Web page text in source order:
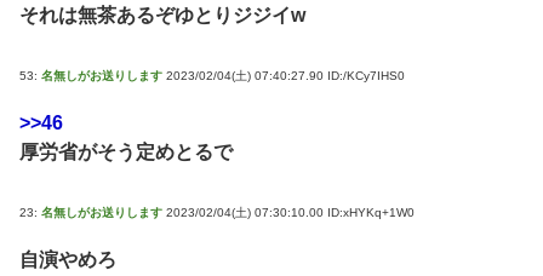
それは無茶あるぞゆとりジジイw
53: 名無しがお送りします 2023/02/04(土) 07:40:27.90 ID:/KCy7IHS0
>>46
厚労省がそう定めとるで
23: 名無しがお送りします 2023/02/04(土) 07:30:10.00 ID:xHYKq+1W0
自演やめろ